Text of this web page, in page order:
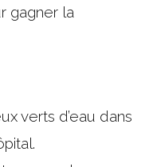
gagner la
verts d’eau dans